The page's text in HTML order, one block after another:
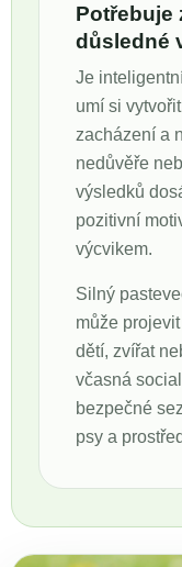
Potřebuje
důsledné
Je
umí si
zacházení a
nedůvěře
výsledků
pozitivní
výcvikem.
Silný
může
dětí, zvířat
včasná
bezpečné
psy a